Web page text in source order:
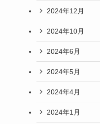
2024年12月
2024年10月
2024年6月
2024年5月
2024年4月
2024年1月